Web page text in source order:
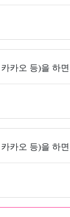
카오 등)을 하
카오 등)을 하